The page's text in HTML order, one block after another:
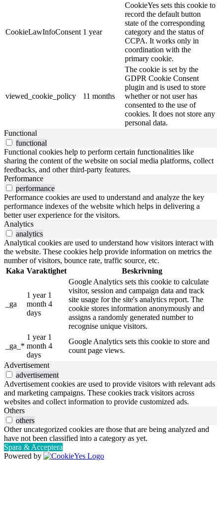
CookieLawInfoConsent 1 year
CookieYes sets this cookie to
record the default button
state of the corresponding
category and the status of
CCPA. It works only in
coordination with the
primary cookie.
viewed_cookie_policy 11 months
The cookie is set by the
GDPR Cookie Consent
plugin and is used to store
whether or not user has
consented to the use of
cookies. It does not store any
personal data.
Functional
functional
Functional cookies help to perform certain functionalities like
sharing the content of the website on social media platforms, collect
feedbacks, and other third-party features.
Performance
performance
Performance cookies are used to understand and analyze the key
performance indexes of the website which helps in delivering a
better user experience for the visitors.
Analytics
analytics
Analytical cookies are used to understand how visitors interact with
the website. These cookies help provide information on metrics the
number of visitors, bounce rate, traffic source, etc.
Kaka Varaktighet Beskrivning
_ga
1 year 1
month 4
days
Google Analytics sets this cookie to calculate
visitor, session and campaign data and track
site usage for the site's analytics report. The
cookie stores information anonymously and
assigns a randomly generated number to
recognise unique visitors.
_ga_*
1 year 1
month 4
days
Google Analytics sets this cookie to store and
count page views.
Advertisement
advertisement
Advertisement cookies are used to provide visitors with relevant ads
and marketing campaigns. These cookies track visitors across
websites and collect information to provide customized ads.
Others
others
Other uncategorized cookies are those that are being analyzed and
have not been classified into a category as yet.
Spara & Acceptera
Powered by